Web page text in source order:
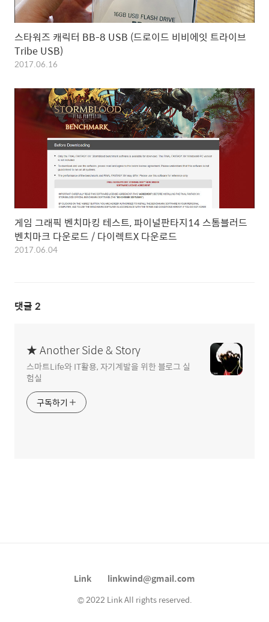
스타워즈 캐릭터 BB-8 USB (드로이드 비비에잇 트라이브
Tribe USB)
2017.06.16
게임 그래픽 벤치마킹 테스트, 파이널판타지14 스톰블러드
벤치마크 다운로드 / 다이렉트X 다운로드
2017.06.04
댓글 2
★ Another Side & Story
스마트Life와 IT활용, 자기계발을 위한 블로그 실
험실
구독하기
Link linkwind@gmail.com
© 2022 Link All rights reserved.